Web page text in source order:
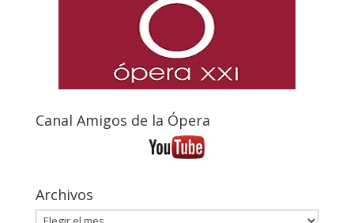
Canal Amigos de la Ópera
Archivos
Archivos